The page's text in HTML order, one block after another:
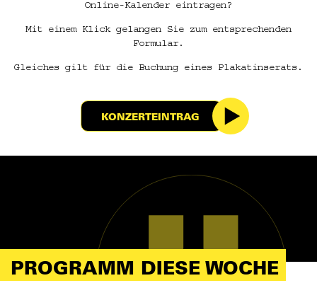
Online-Kalender eintragen?
Mit einem Klick gelangen Sie zum entsprechenden
Formular.
Gleiches gilt für die Buchung eines Plakatinserats.
KONZERTEINTRAG
PROGRAMM DIESE WOCHE